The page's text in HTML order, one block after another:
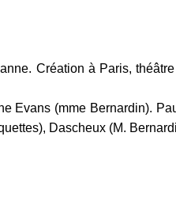
Création à Paris,
Evans (mme Bernardin).
Dascheux (M.